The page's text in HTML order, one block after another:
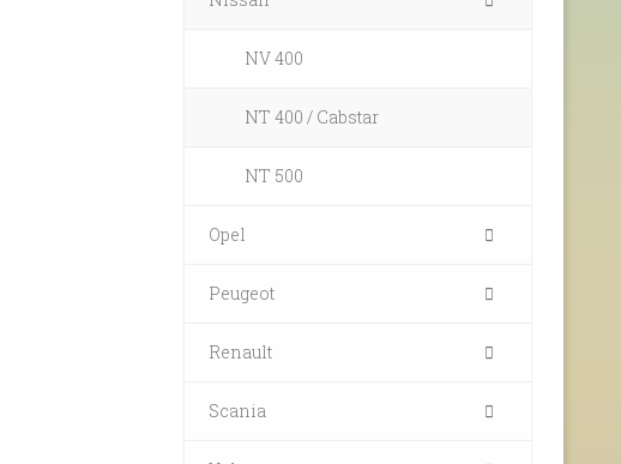
NV 400
NT 400 / Cabstar
NT 500
Opel
Peugeot
Renault
Scania